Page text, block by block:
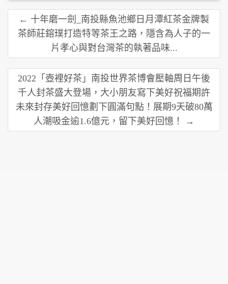
← 十年磨一劍_南投縣魚池鄉日月潭紅茶金牌製
茶師莊鎔璞打造特等茶王之路，隱含為人子的一
片孝心與對台灣茶的執著品味...
2022「壺裡好茶」南投世界茶博會壓軸周日午後
千人封茶盛大登場，大小朋友寫下美好祝福期許
未來封存美好回憶劃下圓滿句點！展期9天破80萬
人潮吸金逾1.6億元，留下美好回憶！ →